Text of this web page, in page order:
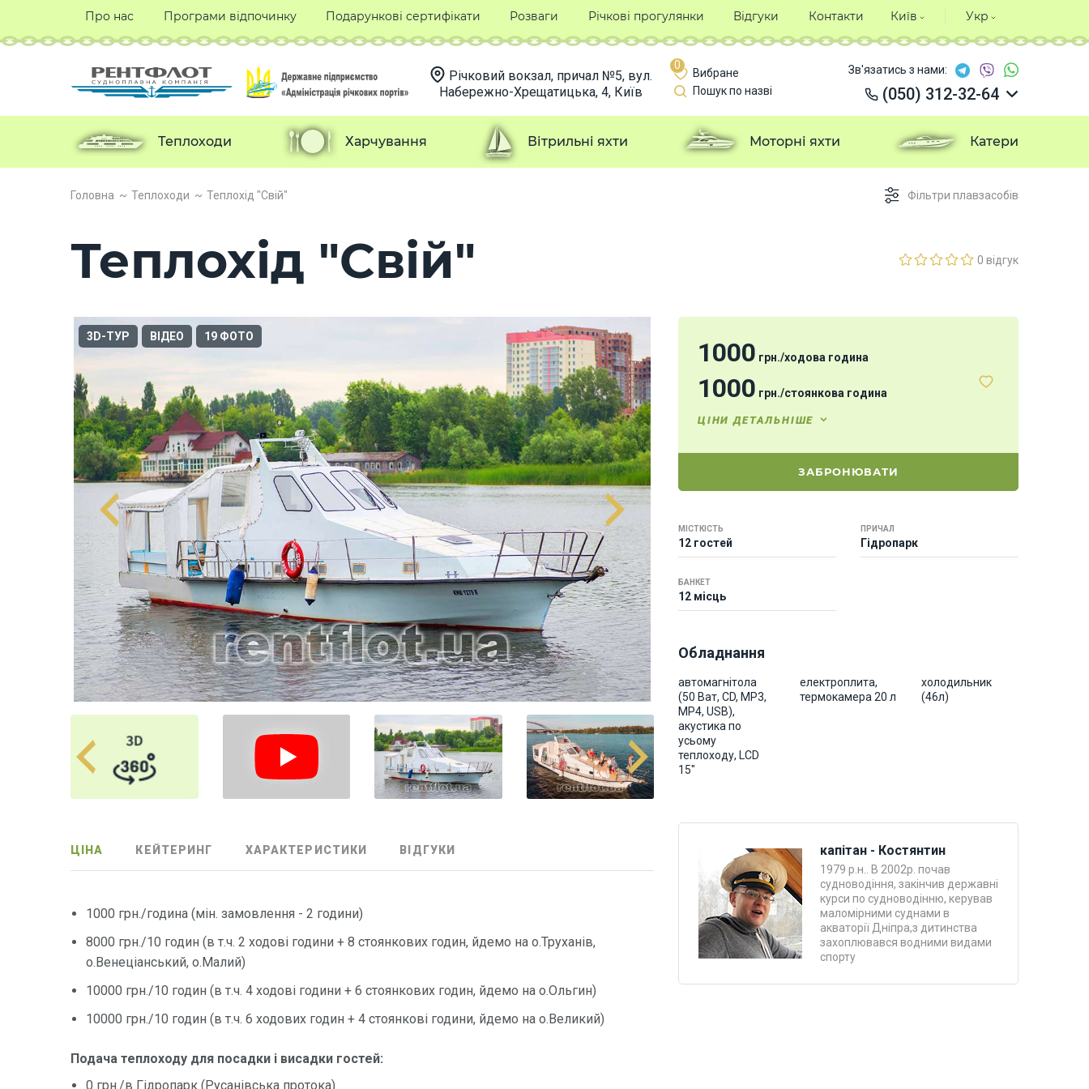
Головна Теплоходи Теплохід "Свій" Фільтри плавзасобів
0 відгук
Теплохід "Свій"
3D-ТУР ВІДЕО 19 ФОТО
1000 грн./ходова година
1000 грн./стоянкова година
ЦІНИ ДЕТАЛЬНІШЕ
ЗАБРОНЮВАТИ
МІСТКІСТЬ
12 гостей
ПРИЧАЛ
Гідропарк
БАНКЕТ
12 місць
Обладнання
автомагнітола
(50 Ват, CD, MP3,
MP4, USB),
акустика по
усьому
теплоходу, LCD
15"
електроплита,
термокамера 20 л
холодильник
(46л)
капітан - Костянтин
1979 р.н.. В 2002р. почав
судноводіння, закінчив державні
курси по судноводінню, керував
маломірними суднами в
акваторії Дніпра,з дитинства
захоплювався водними видами
спорту
ЦІНА КЕЙТЕРИНГ ХАРАКТЕРИСТИКИ ВІДГУКИ
1000 грн./година (мін. замовлення - 2 години)
8000 грн./10 годин (в т.ч. 2 ходові години + 8 стоянкових годин, йдемо на о.Труханів,
о.Венеціанський, о.Малий)
10000 грн./10 годин (в т.ч. 4 ходові години + 6 стоянкових годин, йдемо на о.Ольгин)
10000 грн./10 годин (в т.ч. 6 ходових годин + 4 стоянкові години, йдемо на о.Великий)
Подача теплоходу для посадки і висадки гостей:
0 грн./в Гідропарк (Русанівська протока)
Про нас Програми відпочинку Подарункові сертифікати Розваги Річкові прогулянки Відгуки Контакти Київ Укр
Річковий вокзал, причал №5, вул.
Набережно-Хрещатицька, 4, Київ
0
Вибране
Пошук по назві
Зв'язатись з нами:
(050) 312-32-64
(050) 312-32-64
(050) 312-32-64
(050) 312-32-64
Теплоходи Харчування Вітрильні яхти Моторні яхти Катери